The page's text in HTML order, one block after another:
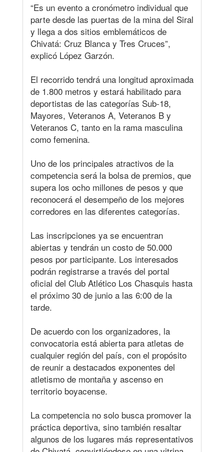
“Es un evento a cronómetro individual que
parte desde las puertas de la mina del Siral
y llega a dos sitios emblemáticos de
Chivatá: Cruz Blanca y Tres Cruces”,
explicó López Garzón.
El recorrido tendrá una longitud aproximada
de 1.800 metros y estará habilitado para
deportistas de las categorías Sub-18,
Mayores, Veteranos A, Veteranos B y
Veteranos C, tanto en la rama masculina
como femenina.
Uno de los principales atractivos de la
competencia será la bolsa de premios, que
supera los ocho millones de pesos y que
reconocerá el desempeño de los mejores
corredores en las diferentes categorías.
Las inscripciones ya se encuentran
abiertas y tendrán un costo de 50.000
pesos por participante. Los interesados
podrán registrarse a través del portal
oficial del Club Atlético Los Chasquis hasta
el próximo 30 de junio a las 6:00 de la
tarde.
De acuerdo con los organizadores, la
convocatoria está abierta para atletas de
cualquier región del país, con el propósito
de reunir a destacados exponentes del
atletismo de montaña y ascenso en
territorio boyacense.
La competencia no solo busca promover la
práctica deportiva, sino también resaltar
algunos de los lugares más representativos